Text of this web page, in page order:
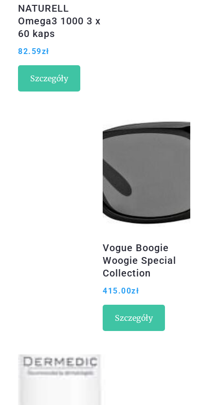
NATURELL
Omega3 1000 3 x
60 kaps
82.59zł
Szczegóły
Vogue Boogie
Woogie Special
Collection
Vo2606S W44/87
415.00zł
Szczegóły